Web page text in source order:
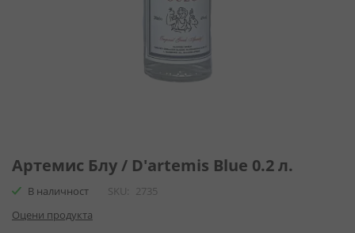
към
началото
на
галерия
със
Артемис Блу / D'artemis Blue 0.2 л.
В наличност SKU
2735
Оцени продукта